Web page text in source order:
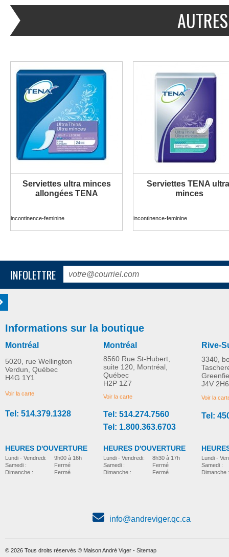
Serviettes ultra minces
allongées TENA
incontinence-feminine
Serviettes TENA
minces
incontinence-feminine
TENA Intimates Serviettes
ultraminces - Absorption
PLUS D'INFORMATION
incontinence-feminine
TENA Serviettes
Longues
PLUS D'INFORMATION
incontinence-feminine
PLUS D'INFORMATION
INFOLETTRE
Informations sur la boutique
Montréal
5020, rue Wellington
Verdun, Québec
H4G 1Y1
Voir la carte
Tel: 514.379.1328
HEURES D'OUVERTURE
Lundi - Vendredi:
Samedi :
Dimanche :
9h00 à 16h
Fermé
Fermé
Montréal
8560 Rue St-Hubert,
suite 120, Montréal,
Québec
H2P 1Z7
Voir la carte
Tel: 514.274.7560
Tel: 1.800.363.6703
HEURES D'OUVERTURE
Lundi - Vendredi:
Samedi :
Dimanche :
8h30 à 17h
Fermé
Fermé
Rive-
3340,
J4V 2H6
Voir la
Tel:
Lundi -
Samedi :
Dimanche :
info@andreviger.qc.ca
© 2026 Tous droits réservés © Maison André Viger - Sitemap